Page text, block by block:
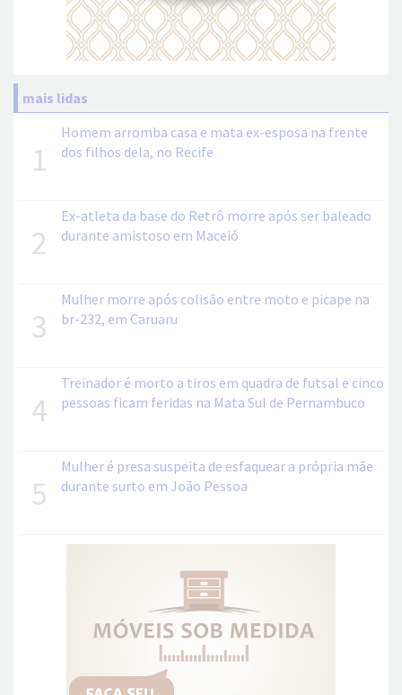
mais lidas
1
Homem arromba casa e mata ex-esposa na frente
dos filhos dela, no Recife
2
Ex-atleta da base do Retrô morre após ser baleado
durante amistoso em Maceió
3
Mulher morre após colisão entre moto e picape na
br-232, em Caruaru
4
Treinador é morto a tiros em quadra de futsal e cinco
pessoas ficam feridas na Mata Sul de Pernambuco
5
Mulher é presa suspeita de esfaquear a própria mãe
durante surto em João Pessoa